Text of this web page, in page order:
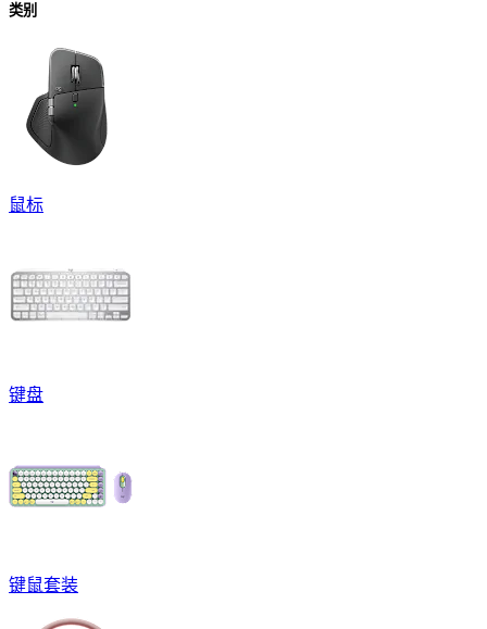
类别
鼠标
键盘
键鼠套装